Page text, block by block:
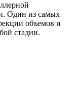
Один из самых
объемов и
стадии.